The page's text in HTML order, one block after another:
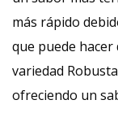
más rápido
que puede hacer
variedad
ofreciendo un